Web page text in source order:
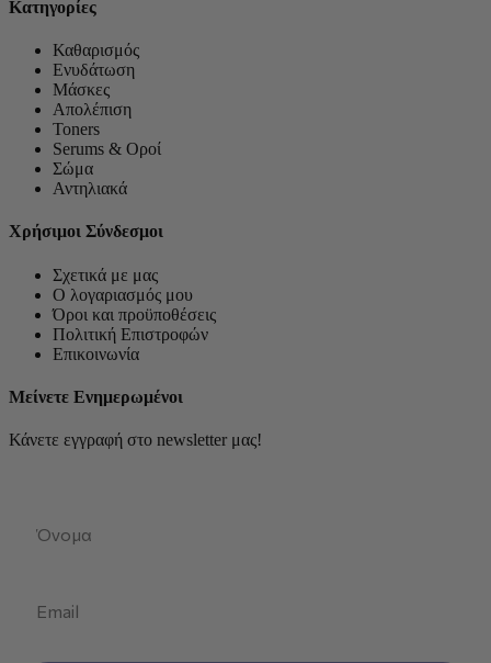
Κατηγορίες
Καθαρισμός
Ενυδάτωση
Μάσκες
Απολέπιση
Toners
Serums & Οροί
Σώμα
Αντηλιακά
Χρήσιμοι Σύνδεσμοι
Σχετικά με μας
Ο λογαριασμός μου
Όροι και προϋποθέσεις
Πολιτική Επιστροφών
Επικοινωνία
Μείνετε Ενημερωμένοι
Κάνετε εγγραφή στο newsletter μας!